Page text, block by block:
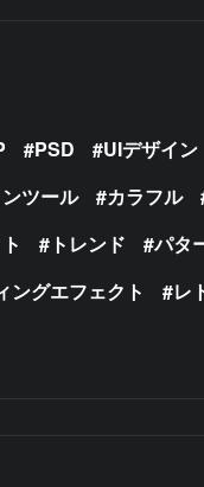
PSD UIデザイン
ツール カラフル
トレンド パタ
ングエフェクト レ